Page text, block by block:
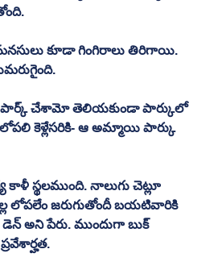
కూడా గింగిరాలు తిరిగాయి.
పార్క్ చేశామో తెలియకుండా పార్కులో
కెళ్లేసరికి- ఆ అమ్మాయి పార్కు
కాళీ స్థలముంది. నాలుగు చెట్లూ
లోపలేం జరుగుతోందీ బయటివారికి
బుక్